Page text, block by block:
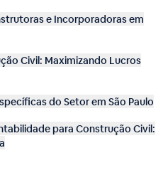
e Incorporadoras em
Civil: Maximizando Lucros
do Setor em São Paulo
para Construção Civil: